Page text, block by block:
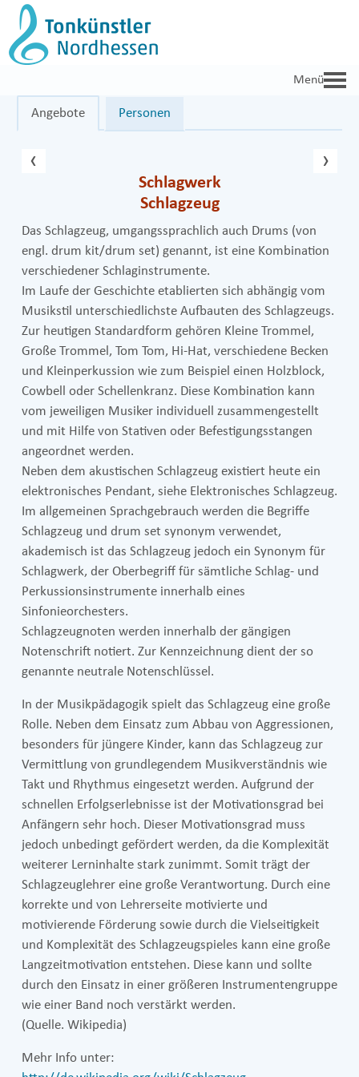
Zum
Inhalt
springen
Angebote Personen
‹ ›
Schlagwerk
Schlagzeug
Das Schlagzeug, umgangssprachlich auch Drums (von
engl. drum kit/drum set) genannt, ist eine Kombination
verschiedener Schlaginstrumente.
Im Laufe der Geschichte etablierten sich abhängig vom
Musikstil unterschiedlichste Aufbauten des Schlagzeugs.
Zur heutigen Standardform gehören Kleine Trommel,
Große Trommel, Tom Tom, Hi-Hat, verschiedene Becken
und Kleinperkussion wie zum Beispiel einen Holzblock,
Cowbell oder Schellenkranz. Diese Kombination kann
vom jeweiligen Musiker individuell zusammengestellt
und mit Hilfe von Stativen oder Befestigungsstangen
angeordnet werden.
Neben dem akustischen Schlagzeug existiert heute ein
elektronisches Pendant, siehe Elektronisches Schlagzeug.
Im allgemeinen Sprachgebrauch werden die Begriffe
Schlagzeug und drum set synonym verwendet,
akademisch ist das Schlagzeug jedoch ein Synonym für
Schlagwerk, der Oberbegriff für sämtliche Schlag- und
Perkussionsinstrumente innerhalb eines
Sinfonieorchesters.
Schlagzeugnoten werden innerhalb der gängigen
Notenschrift notiert. Zur Kennzeichnung dient der so
genannte neutrale Notenschlüssel.
In der Musikpädagogik spielt das Schlagzeug eine große
Rolle. Neben dem Einsatz zum Abbau von Aggressionen,
besonders für jüngere Kinder, kann das Schlagzeug zur
Vermittlung von grundlegendem Musikverständnis wie
Takt und Rhythmus eingesetzt werden. Aufgrund der
schnellen Erfolgserlebnisse ist der Motivationsgrad bei
Anfängern sehr hoch. Dieser Motivationsgrad muss
jedoch unbedingt gefördert werden, da die Komplexität
weiterer Lerninhalte stark zunimmt. Somit trägt der
Schlagzeuglehrer eine große Verantwortung. Durch eine
korrekte und von Lehrerseite motivierte und
motivierende Förderung sowie durch die Vielseitigkeit
und Komplexität des Schlagzeugspieles kann eine große
Langzeitmotivation entstehen. Diese kann und sollte
durch den Einsatz in einer größeren Instrumentengruppe
wie einer Band noch verstärkt werden.
(Quelle. Wikipedia)
Mehr Info unter: